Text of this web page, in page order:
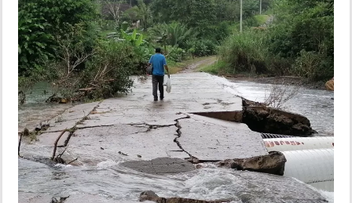
SHOW
DEPORTES
MUNDO
INSÓLITAS
MULTIMEDIA